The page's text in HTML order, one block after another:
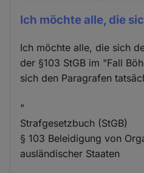
Ich möchte alle, die
Ich möchte alle, die sich
der §103 StGB im "Fall
sich den Paragrafen
"
Strafgesetzbuch (StGB)
§ 103 Beleidigung von
ausländischer Staaten